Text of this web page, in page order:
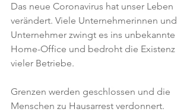
Das neue Coronavirus hat unser Leben
verändert. Viele Unternehmerinnen und
Unternehmer zwingt es ins unbekannte
Home-Office und bedroht die Existenz
vieler Betriebe.
Grenzen werden geschlossen und die
Menschen zu Hausarrest verdonnert.